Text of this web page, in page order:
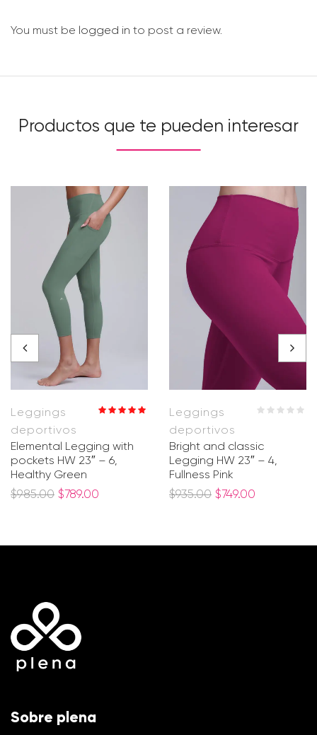
You must be logged in to post a review.
Productos que te pueden interesar
Leggings
deportivos
Elemental Legging with
pockets HW 23″ – 6,
Healthy Green
$985.00 $789.00
Leggings
deportivos
Bright and classic
Legging HW 23″ – 4,
Fullness Pink
$935.00 $749.00
Sobre plena